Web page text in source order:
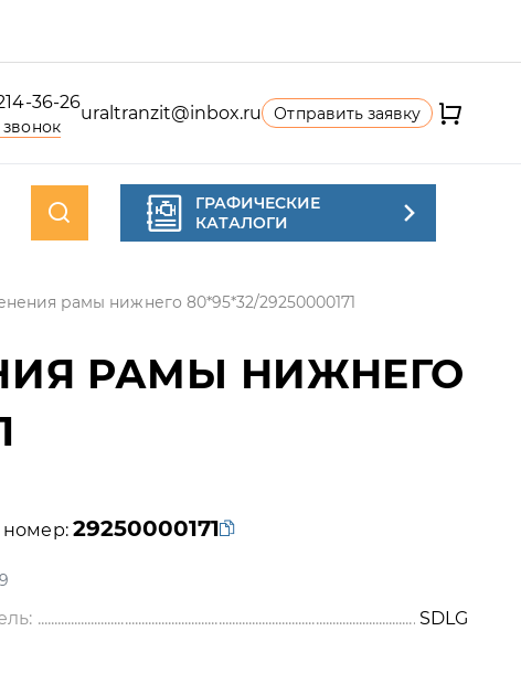
36-26
звонок
uraltranzit@inbox.ru Отправить заявку
ГРАФИЧЕСКИЕ
КАТАЛОГИ
рамы нижнего 80*95*32/29250000171
РАМЫ НИЖНЕГО
номер: 29250000171
SDLG